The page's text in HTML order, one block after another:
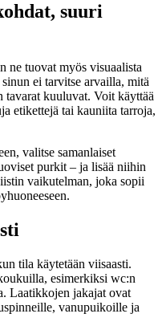
suuri
ne tuovat myös visuaalista
ei tarvitse arvailla, mitä
tavarat kuuluvat. Voit käyttää
etikettejä tai kauniita tarroja,
valitse samanlaiset
purkit – ja lisää niihin
vaikutelman, joka sopii
tila käytetään viisaasti.
esimerkiksi wc:n
Laatikkojen jakajat ovat
vanupuikoille ja